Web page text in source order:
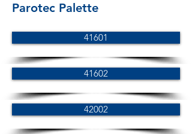
Parotec Palette
41601
41602
42002